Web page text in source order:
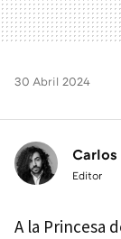
30 Abril 2024
Carlos
Editor
A la Princesa